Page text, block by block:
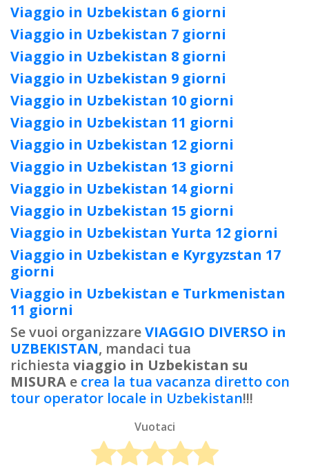
Viaggio in Uzbekistan 6 giorni
Viaggio in Uzbekistan 7 giorni
Viaggio in Uzbekistan 8 giorni
Viaggio in Uzbekistan 9 giorni
Viaggio in Uzbekistan 10 giorni
Viaggio in Uzbekistan 11 giorni
Viaggio in Uzbekistan 12 giorni
Viaggio in Uzbekistan 13 giorni
Viaggio in Uzbekistan 14 giorni
Viaggio in Uzbekistan 15 giorni
Viaggio in Uzbekistan Yurta 12 giorni
Viaggio in Uzbekistan e Kyrgyzstan 17
giorni
Viaggio in Uzbekistan e Turkmenistan
11 giorni
Se vuoi organizzareVIAGGIO DIVERSO in
UZBEKISTAN, mandaci tua
richiesta viaggio in Uzbekistan su
MISURA e crea la tua vacanza diretto con
tour operator locale in Uzbekistan!!!
Vuotaci